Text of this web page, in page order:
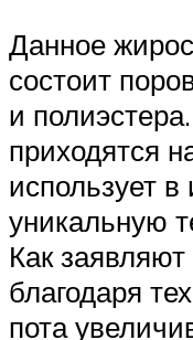
Данное
состоит
и
приходятся
использует в
уникальную
Как заявляют
благодаря
пота